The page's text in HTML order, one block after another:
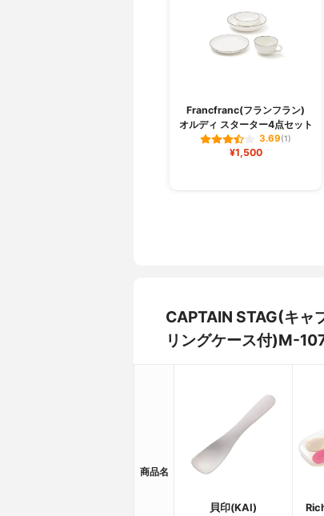
Francfranc(フランフラン)
オルディ スターター4点セット
3.69(1)
¥1,500
CAPTAIN STAG(キャ
リングケース付)M-
商品名
貝印(KAI)